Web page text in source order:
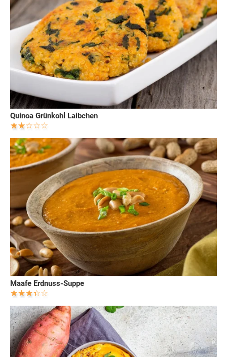
Quinoa Grünkohl Laibchen
Maafe Erdnuss-Suppe